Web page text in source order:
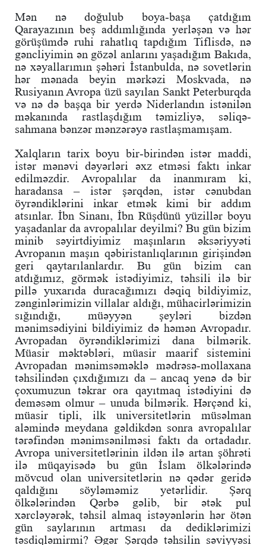
Mən nə doğulub boya-başa çatdığım
Qarayazının beş addımlığında yerləşən və hər
görüşümdə ruhi rahatlıq tapdığım Tiflisdə, nə
gəncliyimin ən gözəl anlarını yaşadığım Bakıda,
nə xəyallarımın şəhəri İstanbulda, nə sovetlərin
hər mənada beyin mərkəzi Moskvada, nə
Rusiyanın Avropa üzü sayılan Sankt Peterburqda
və nə də başqa bir yerdə Niderlandın istənilən
məkanında rastlaşdığım təmizliyə, səliqə-
sahmana bənzər mənzərəyə rastlaşmamışam.
Xalqların tarix boyu bir-birindən istər maddi,
istər mənəvi dəyərləri əxz etməsi faktı inkar
edilməzdir. Avropalılar da inanmıram ki,
haradansa – istər şərqdən, istər cənubdan
öyrəndiklərini inkar etmək kimi bir addım
atsınlar. İbn Sinanı, İbn Rüşdünü yüzillər boyu
yaşadanlar da avropalılar deyilmi? Bu gün bizim
minib səyirtdiyimiz maşınların əksəriyyəti
Avropanın maşın qəbiristanlıqlarının girişindən
geri qaytarılanlardır. Bu gün bizim can
atdığımız, görmək istədiyimiz, təhsili ilə bir
pillə yuxarıda duracağımızı dəqiq bildiyimiz,
zənginlərimizin villalar aldığı, mühacirlərimizin
sığındığı, müəyyən şeyləri bizdən
mənimsədiyini bildiyimiz də həmən Avropadır.
Avropadan öyrəndiklərimizi dana bilmərik.
Müasir məktəbləri, müasir maarif sistemini
Avropadan mənimsəməklə mədrəsə-mollaxana
təhsilindən çıxdığımızı da – ancaq yenə də bir
çoxumuzun təkrar ora qayıtmaq istədiyini də
deməsəm olmur – unuda bilmərik. Hərçənd ki,
müasir tipli, ilk universitetlərin müsəlman
aləmində meydana gəldikdən sonra avropalılar
tərəfindən mənimsənilməsi faktı da ortadadır.
Avropa universitetlərinin ildən ilə artan şöhrəti
ilə müqayisədə bu gün İslam ölkələrində
mövcud olan universitetlərin nə qədər geridə
qaldığını söyləməmiz yetərlidir. Şərq
ölkələrindən Qərbə gəlib, bir ətək pul
xərcləyərək, təhsil almaq istəyənlərin hər ötən
gün saylarının artması da dediklərimizi
təsdiqləmirmi? Əgər Şərqdə təhsilin səviyyəsi